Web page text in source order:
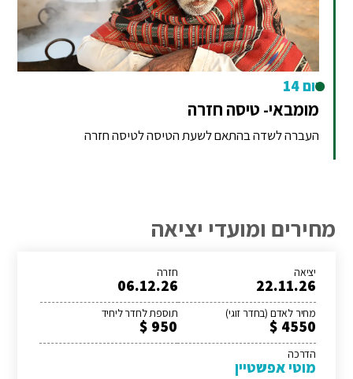
יום 14
מומבאי- טיסה חזרה
העברה לשדה בהתאם לשעת הטיסה לטיסה חזרה
מחירים ומועדי יציאה
יציאה
22.11.26
חזרה
06.12.26
מחיר לאדם (בחדר זוגי)
4550 $
תוספת לחדר ליחיד
950 $
הדרכה
מוטי אפשטיין